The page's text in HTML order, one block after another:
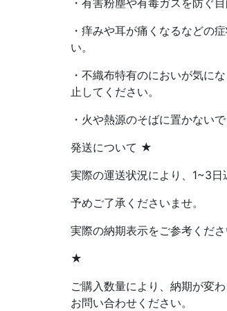
・有害粉塵や有毒ガスを防ぐ
・痒みや耳が痛くなるなどの
い。
・不織布特有のにおいが気に
止してください。
・火や熱源のそばに置かないで
発送について ★
実際の運送状況により、1~3日
予めご了承くださいませ。
実際の納期表示をご参考くださ
★
ご購入数量により、納期が変
お問い合わせください。